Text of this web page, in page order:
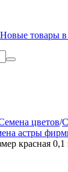
Новые товары в
цветов/
астры
красная 0,1